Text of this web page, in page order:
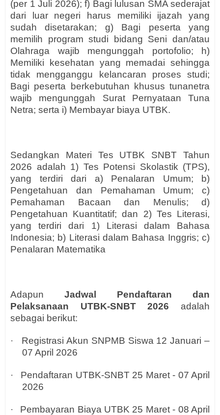
(per 1 Juli 2026); f) Bagi lulusan SMA sederajat
dari luar negeri harus memiliki ijazah yang
sudah disetarakan; g) Bagi peserta yang
memilih program studi bidang Seni dan/atau
Olahraga wajib mengunggah portofolio; h)
Memiliki kesehatan yang memadai sehingga
tidak mengganggu kelancaran proses studi;
Bagi peserta berkebutuhan khusus tunanetra
wajib mengunggah Surat Pernyataan Tuna
Netra; serta i) Membayar biaya UTBK.
Sedangkan Materi Tes UTBK SNBT Tahun
2026 adalah 1) Tes Potensi Skolastik (TPS),
yang terdiri dari a) Penalaran Umum; b)
Pengetahuan dan Pemahaman Umum; c)
Pemahaman Bacaan dan Menulis; d)
Pengetahuan Kuantitatif; dan 2) Tes Literasi,
yang terdiri dari 1) Literasi dalam Bahasa
Indonesia; b) Literasi dalam Bahasa Inggris; c)
Penalaran Matematika
Adapun Jadwal Pendaftaran dan
Pelaksanaan UTBK-SNBT 2026 adalah
sebagai berikut:
·
Registrasi Akun SNPMB Siswa 12 Januari –
07 April 2026
·
Pendaftaran UTBK-SNBT 25 Maret - 07 April
2026
·
Pembayaran Biaya UTBK 25 Maret - 08 April